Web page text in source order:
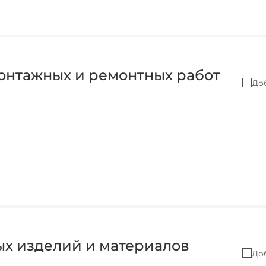
и ремонтных работ
изделий и материалов